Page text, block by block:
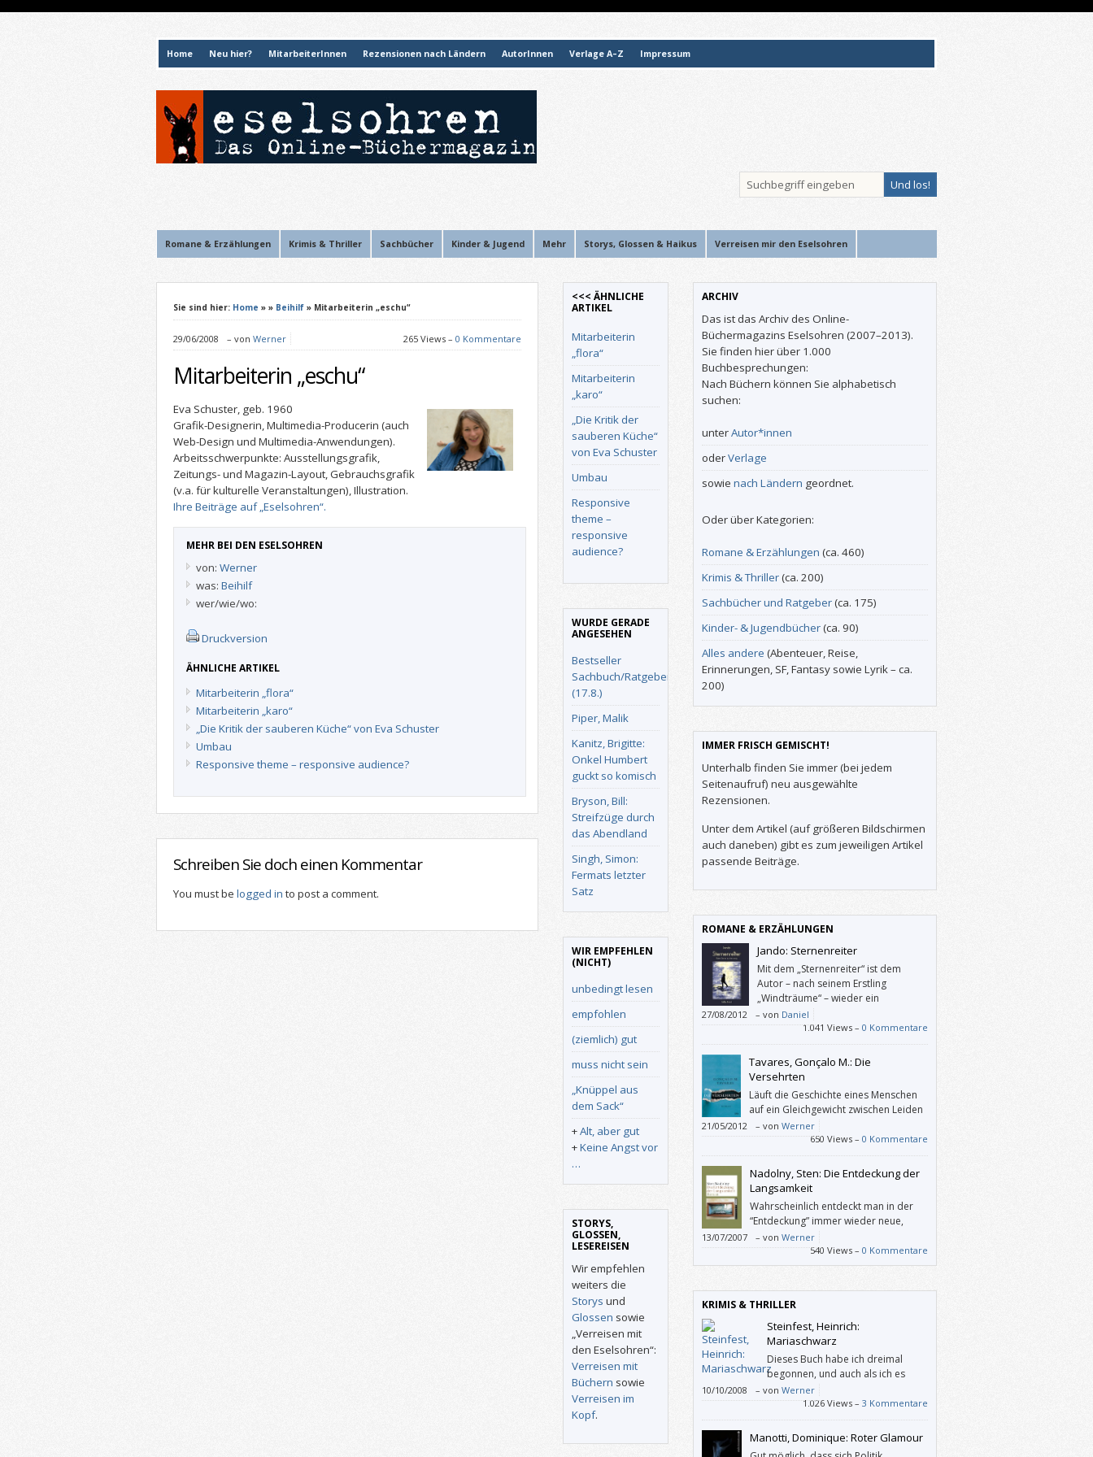
Home Neu hier? MitarbeiterInnen Rezensionen nach Ländern AutorInnen Verlage A–Z Impressum
Romane & Erzählungen Krimis & Thriller Sachbücher Kinder & Jugend Mehr Storys, Glossen & Haikus Verreisen mir den Eselsohren
Sie sind hier: Home » » Beihilf » Mitarbeiterin „eschu“
29/06/2008 – von Werner 265 Views – 0 Kommentare
Mitarbeiterin „eschu“
Eva Schuster, geb. 1960
Grafik-Designerin, Multimedia-Producerin (auch
Web-Design und Multimedia-Anwendungen).
Arbeitsschwerpunkte: Ausstellungsgrafik,
Zeitungs- und Magazin-Layout, Gebrauchsgrafik
(v.a. für kulturelle Veranstaltungen), Illustration.
Ihre Beiträge auf „Eselsohren“.
MEHR BEI DEN ESELSOHREN
von: Werner
was: Beihilf
wer/wie/wo:
Druckversion
ÄHNLICHE ARTIKEL
Mitarbeiterin „flora“
Mitarbeiterin „karo“
„Die Kritik der sauberen Küche“ von Eva Schuster
Umbau
Responsive theme – responsive audience?
Schreiben Sie doch einen Kommentar
You must be logged in to post a comment.
<<< ÄHNLICHE
ARTIKEL
Mitarbeiterin
„flora“
Mitarbeiterin
„karo“
„Die Kritik der
sauberen Küche“
von Eva Schuster
Umbau
Responsive
theme –
responsive
audience?
WURDE GERADE
ANGESEHEN
Bestseller
Sachbuch/Ratgeber
(17.8.)
Piper, Malik
Kanitz, Brigitte:
Onkel Humbert
guckt so komisch
Bryson, Bill:
Streifzüge durch
das Abendland
Singh, Simon:
Fermats letzter
Satz
WIR EMPFEHLEN
(NICHT)
unbedingt lesen
empfohlen
(ziemlich) gut
muss nicht sein
„Knüppel aus
dem Sack“
+Alt, aber gut
+Keine Angst vor
…
STORYS,
GLOSSEN,
LESEREISEN
Wir empfehlen
weiters die
Storys und
Glossen sowie
„Verreisen mit
den Eselsohren“:
Verreisen mit
Büchern sowie
Verreisen im
Kopf.
ARCHIV
Das ist das Archiv des Online-
Büchermagazins Eselsohren (2007–2013).
Sie finden hier über 1.000
Buchbesprechungen:
Nach Büchern können Sie alphabetisch
suchen:
unterAutor*innen
oderVerlage
sowie nach Ländern geordnet.
Oder über Kategorien:
Romane & Erzählungen (ca. 460)
Krimis & Thriller(ca. 200)
Sachbücher und Ratgeber(ca. 175)
Kinder- & Jugendbücher(ca. 90)
Alles andere (Abenteuer, Reise,
Erinnerungen, SF, Fantasy sowie Lyrik – ca.
200)
IMMER FRISCH GEMISCHT!
Unterhalb finden Sie immer (bei jedem
Seitenaufruf) neu ausgewählte
Rezensionen.
Unter dem Artikel (auf größeren Bildschirmen
auch daneben) gibt es zum jeweiligen Artikel
passende Beiträge.
ROMANE & ERZÄHLUNGEN
Jando: Sternenreiter
Mit dem „Sternenreiter“ ist dem
Autor – nach seinem Erstling
„Windträume“ – wieder ein
wundervolles und poetisches Buch
gelungen, das Daniel Kasselmann
uneingeschränkt empfiehlt.
27/08/2012 – von Daniel
1.041 Views – 0 Kommentare
Tavares, Gonçalo M.: Die
Versehrten
Läuft die Geschichte eines Menschen
auf ein Gleichgewicht zwischen Leiden
und Leidenlassen hinaus? Tavares
behauptet dies in seinem meiner Meinung nach
abstrusen und verkrampften Roman.
21/05/2012 – von Werner
650 Views – 0 Kommentare
Nadolny, Sten: Die Entdeckung der
Langsamkeit
Wahrscheinlich entdeckt man in der
“Entdeckung” immer wieder neue,
andere Aspekte, je nachdem, in
welchem Alter oder Zustand man dieses
herrliche, in knappen Sätzen geschriebene Buch
scheint für jede/n einzelne/n und für jedes Alter
speziell geschaffen zu sein.
13/07/2007 – von Werner
540 Views – 0 Kommentare
KRIMIS & THRILLER
Steinfest, Heinrich:
Mariaschwarz
Dieses Buch habe ich dreimal
begonnen, und auch als ich es
dann zur Gänze gelesen habe, bin
ich nie richtig hineingekommen: Ich weiß nicht,
was Heinrich Steinfest damit wollte.
10/10/2008 – von Werner
1.026 Views – 3 Kommentare
Manotti, Dominique: Roter Glamour